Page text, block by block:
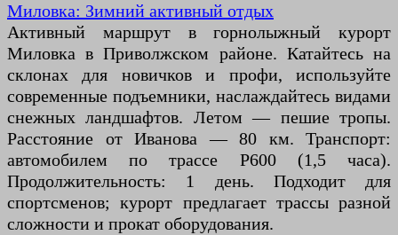
Миловка: Зимний активный отдых
Активный маршрут в горнолыжный курорт
Миловка в Приволжском районе. Катайтесь на
склонах для новичков и профи, используйте
современные подъемники, наслаждайтесь видами
снежных ландшафтов. Летом — пешие тропы.
Расстояние от Иванова — 80 км. Транспорт:
автомобилем по трассе Р600 (1,5 часа).
Продолжительность: 1 день. Подходит для
спортсменов; курорт предлагает трассы разной
сложности и прокат оборудования.